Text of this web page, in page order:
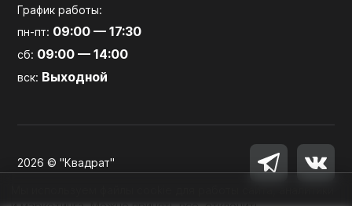
График работы:
пн-пт: 09:00 — 17:30
сб: 09:00 — 14:00
вск: Выходной
2026 © "Квадрат"